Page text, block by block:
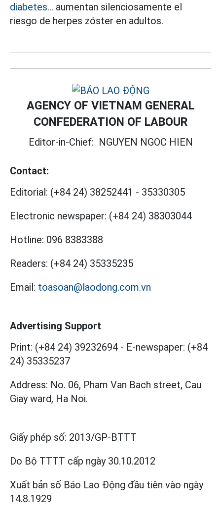
diabetes... aumentan silenciosamente el
riesgo de herpes zóster en adultos.
AGENCY OF VIETNAM GENERAL
CONFEDERATION OF LABOUR
Editor-in-Chief: NGUYEN NGOC HIEN
Contact:
Editorial: (+84 24) 38252441 - 35330305
Electronic newspaper: (+84 24) 38303044
Hotline: 096 8383388
Readers: (+84 24) 35335235
Email: toasoan@laodong.com.vn
Advertising Support
Print: (+84 24) 39232694 - E-newspaper: (+84
24) 35335237
Address: No. 06, Pham Van Bach street, Cau
Giay ward, Ha Noi.
Giấy phép số: 2013/GP-BTTT
Do Bộ TTTT cấp ngày 30.10.2012
Xuất bản số Báo Lao Động đầu tiên vào ngày
14.8.1929